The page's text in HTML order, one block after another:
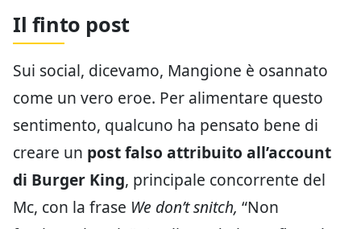
Il finto post
Sui social, dicevamo, Mangione è osannato
come un vero eroe. Per alimentare questo
sentimento, qualcuno ha pensato bene di
creare un post falso attribuito all’account
di Burger King, principale concorrente del
Mc, con la frase We don’t snitch, “Non